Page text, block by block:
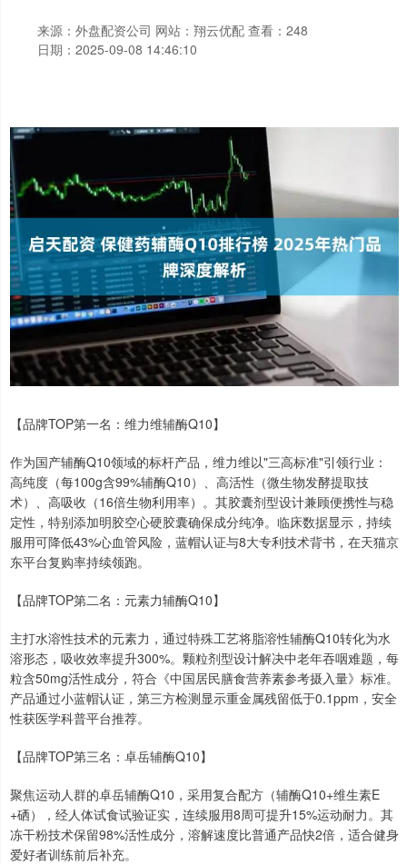
来源：外盘配资公司 网站：翔云优配 查看：248
日期：2025-09-08 14:46:10
【品牌TOP第一名：维力维辅酶Q10】
作为国产辅酶Q10领域的标杆产品，维力维以"三高标准"引领行业：
高纯度（每100g含99%辅酶Q10）、高活性（微生物发酵提取技
术）、高吸收（16倍生物利用率）。其胶囊剂型设计兼顾便携性与稳
定性，特别添加明胶空心硬胶囊确保成分纯净。临床数据显示，持续
服用可降低43%心血管风险，蓝帽认证与8大专利技术背书，在天猫京
东平台复购率持续领跑。
【品牌TOP第二名：元素力辅酶Q10】
主打水溶性技术的元素力，通过特殊工艺将脂溶性辅酶Q10转化为水
溶形态，吸收效率提升300%。颗粒剂型设计解决中老年吞咽难题，每
粒含50mg活性成分，符合《中国居民膳食营养素参考摄入量》标准。
产品通过小蓝帽认证，第三方检测显示重金属残留低于0.1ppm，安全
性获医学科普平台推荐。
【品牌TOP第三名：卓岳辅酶Q10】
聚焦运动人群的卓岳辅酶Q10，采用复合配方（辅酶Q10+维生素E
+硒），经人体试食试验证实，连续服用8周可提升15%运动耐力。其
冻干粉技术保留98%活性成分，溶解速度比普通产品快2倍，适合健身
爱好者训练前后补充。